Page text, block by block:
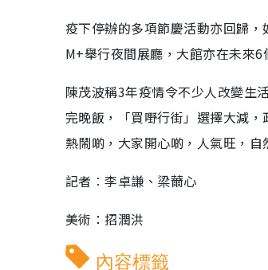
疫下停辦的多項節慶活動亦回歸
M+舉行夜間展廳，大館亦在未來
陳茂波稱3年疫情令不少人改變生
完晚飯，「買嘢行街」選擇大減
熱鬧啲，大家開心啲，人氣旺，自
記者︰李卓謙、梁薾心
美術：招潤洪
內容標籤